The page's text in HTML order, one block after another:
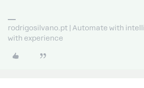
rodrigosilvano.pt | Automate with
with experience